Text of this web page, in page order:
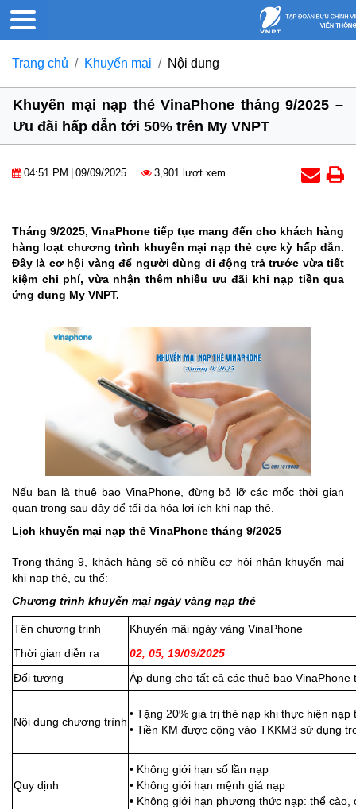
Trang chủ Khuyến mại Nội dung
Khuyến mại nạp thẻ VinaPhone tháng 9/2025 –
Ưu đãi hấp dẫn tới 50% trên My VNPT
04:51 PM 09/09/2025 3,901 lượt xem
Tháng 9/2025, VinaPhone tiếp tục mang đến cho khách hàng
hàng loạt chương trình khuyến mại nạp thẻ cực kỳ hấp dẫn.
Đây là cơ hội vàng để người dùng di động trả trước vừa tiết
kiệm chi phí, vừa nhận thêm nhiều ưu đãi khi nạp tiền qua
ứng dụng My VNPT.
Nếu bạn là thuê bao VinaPhone, đừng bỏ lỡ các mốc thời gian
quan trọng sau đây để tối đa hóa lợi ích khi nạp thẻ.
Lịch khuyến mại nạp thẻ VinaPhone tháng 9/2025
Trong tháng 9, khách hàng sẽ có nhiều cơ hội nhận khuyến mại
khi nạp thẻ, cụ thể:
Chương trình khuyến mại ngày vàng nạp thẻ
Tên chương trinh
Khuyến mãi ngày vàng VinaPhone
Thời gian diễn ra
02, 05, 19/09/2025
Đối tượng
Áp dụng cho tất cả các thuê bao
Nội dung chương trình
• Tặng 20% giá trị thẻ nạp khi thực hiện
• Tiền KM được cộng vào TKKM3 sử dụng
Quy dịnh
• Không giới hạn số lần nạp
• Không giới hạn mệnh giá nạp
• Không giới hạn phương thức nạp: thể cào,